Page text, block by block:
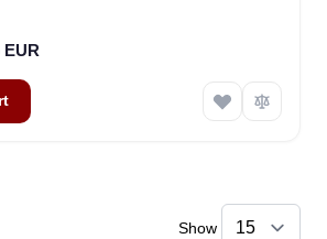
EUR
Show